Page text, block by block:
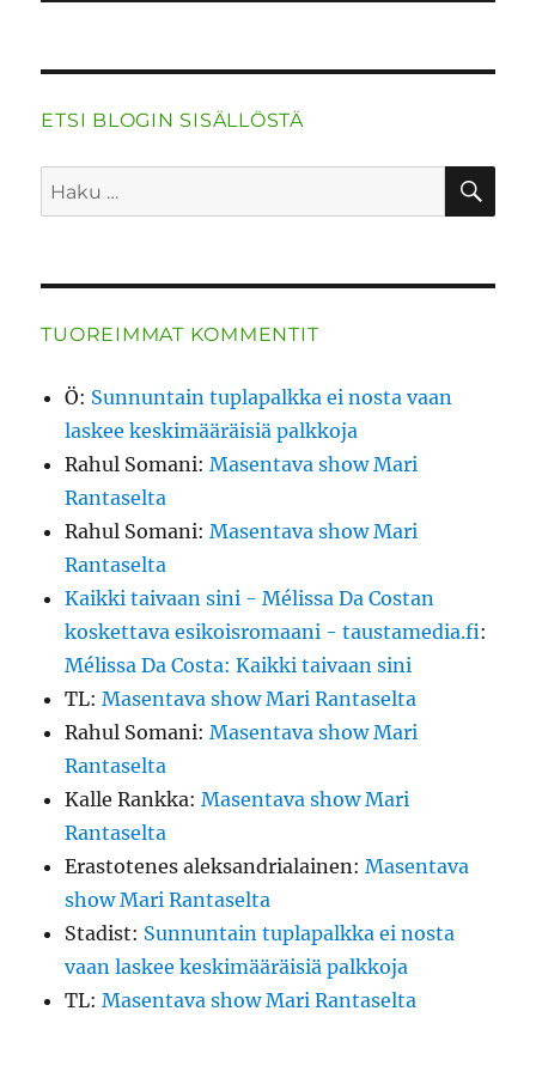
ETSI BLOGIN SISÄLLÖSTÄ
Etsi:
TUOREIMMAT KOMMENTIT
Ö: Sunnuntain tuplapalkka ei nosta vaan
laskee keskimääräisiä palkkoja
Rahul Somani:Masentava show Mari
Rantaselta
Rahul Somani:Masentava show Mari
Rantaselta
Kaikki taivaan sini - Mélissa Da Costan
koskettava esikoisromaani - taustamedia.fi:
Mélissa Da Costa: Kaikki taivaan sini
TL:Masentava show Mari Rantaselta
Rahul Somani:Masentava show Mari
Rantaselta
Kalle Rankka:Masentava show Mari
Rantaselta
Erastotenes aleksandrialainen:Masentava
show Mari Rantaselta
Stadist: Sunnuntain tuplapalkka ei nosta
vaan laskee keskimääräisiä palkkoja
TL:Masentava show Mari Rantaselta